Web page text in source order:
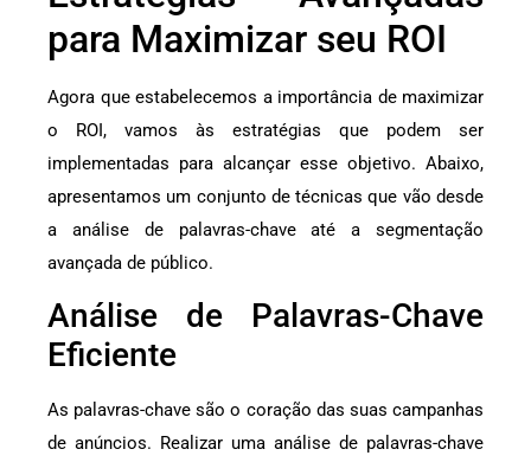
para Maximizar seu ROI
Agora que estabelecemos a importância de maximizar
o ROI, vamos às estratégias que podem ser
implementadas para alcançar esse objetivo. Abaixo,
apresentamos um conjunto de técnicas que vão desde
a análise de palavras-chave até a segmentação
avançada de público.
Análise de Palavras-Chave
Eficiente
As palavras-chave são o coração das suas campanhas
de anúncios. Realizar uma análise de palavras-chave